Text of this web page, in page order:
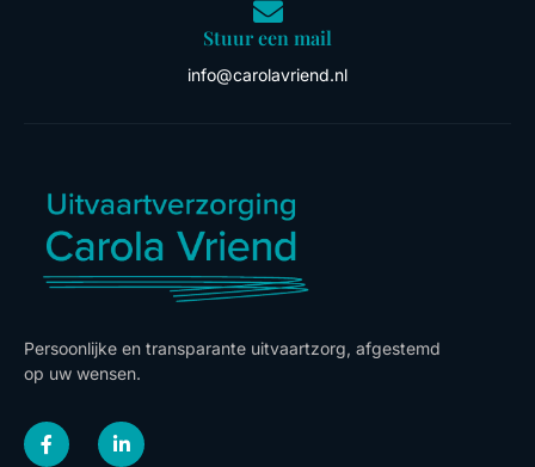
Stuur een mail
info@carolavriend.nl
Persoonlijke en transparante uitvaartzorg, afgestemd
op uw wensen.
F
a
c
L
i
n